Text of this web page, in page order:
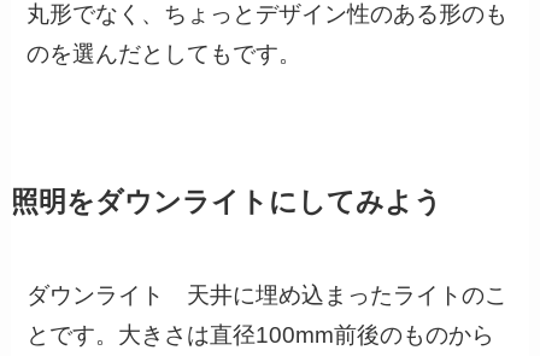
丸形でなく、ちょっとデザイン性のある形のも
のを選んだとしてもです。
照明をダウンライトにしてみよう
ダウンライト 天井に埋め込まったライトのこ
とです。大きさは直径100mm前後のものから